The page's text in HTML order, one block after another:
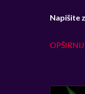
Napišite